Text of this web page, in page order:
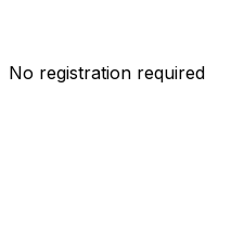
No registration required